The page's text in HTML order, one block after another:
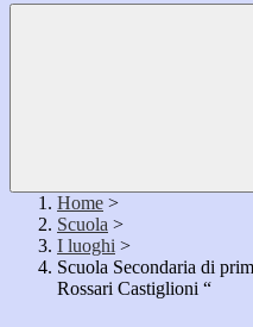
Home >
Scuola >
I luoghi >
Scuola Secondaria di
Rossari Castiglioni “